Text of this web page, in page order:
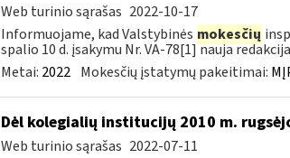
Web turinio sąrašas 2022-10-17
Informuojame, kad Valstybinės mokesčių
spalio 10 d. įsakymu Nr. VA-78[1] nauja
Metai: 2022 Mokesčių įstatymų pakeitimai:
Dėl kolegialių institucijų 2010 m.
Web turinio sąrašas 2022-07-11